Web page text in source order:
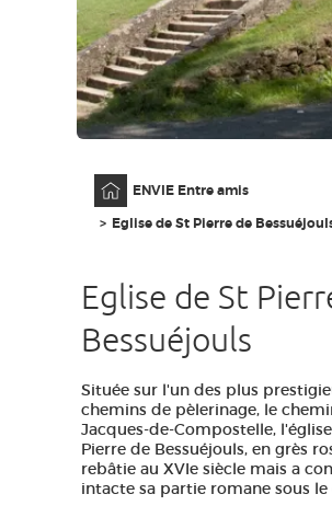
MA SÉLECTION
FR
ENVIE Entre amis
Eglise de St Pierre de
Eglise de St
Bessuéjouls
Située sur l'un des plus
chemins de pèlerinage, le
Jacques-de-Compostelle,
Pierre de Bessuéjouls, en grès
rebâtie au XVIe siècle mais a
intacte sa partie romane sous le